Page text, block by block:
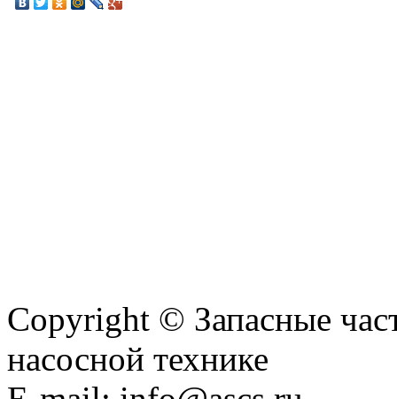
Copyright © Запасные
насосной технике